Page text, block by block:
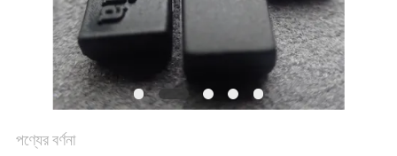
পণ্যের বর্ণনা